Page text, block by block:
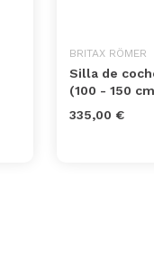
BRITAX RÖMER
Silla de
(100 - 150
335,00 €